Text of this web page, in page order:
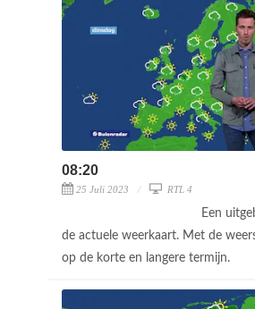
08:20
25 Juli 2023 RTL 4
Een
de actuele weerkaart. Met de
op de korte en langere termijn.